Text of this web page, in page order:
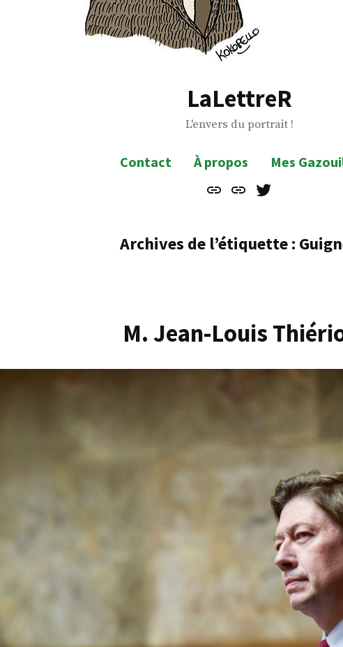
LaLettreR
L'envers du portrait !
Contact À propos
Mes
Contact
À
Mes
Archives de l’étiquette :
M. Jean-Louis